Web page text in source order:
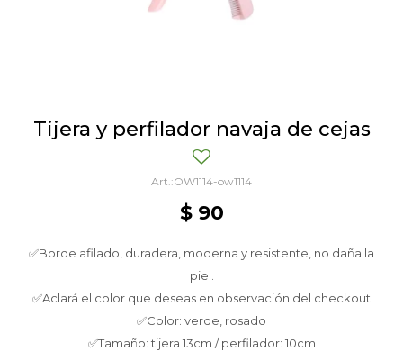
Tijera y perfilador navaja de cejas
OW1114-ow1114
$ 90
✅Borde afilado, duradera, moderna y resistente, no daña la
piel.
✅Aclará el color que deseas en observación del checkout
✅Color: verde, rosado
✅Tamaño: tijera 13cm / perfilador: 10cm